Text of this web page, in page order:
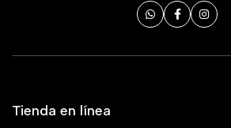
Tienda en línea